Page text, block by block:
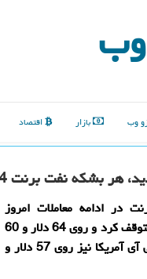
وب بازار اقتصاد
نفت برنت 64 و شش دهم دلار
ادامه معاملات امروز
چهارشنبه، 26 تیرماه روند افت خودرا متوقف كرد و روی 64 دلار و 60
سنت تثبیت شد؛ قیمت شاخص دبلیوتی آی آمریكا نیز روی 57 دلار و